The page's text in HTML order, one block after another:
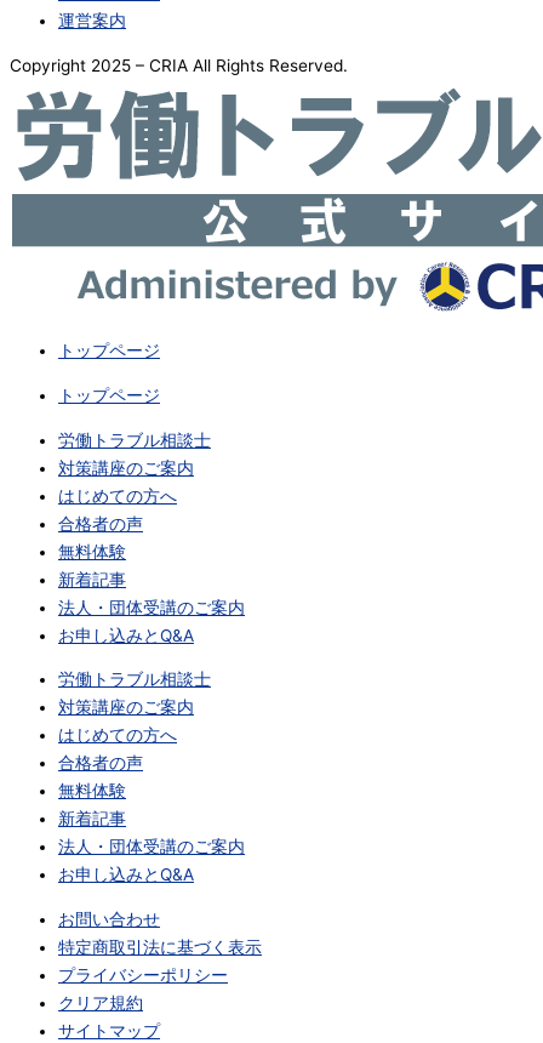
運営案内
Copyright 2025 – CRIA All Rights Reserved.
トップページ
トップページ
労働トラブル相談士
対策講座のご案内
はじめての方へ
合格者の声
無料体験
新着記事
法人・団体受講のご案内
お申し込みとQ&A
労働トラブル相談士
対策講座のご案内
はじめての方へ
合格者の声
無料体験
新着記事
法人・団体受講のご案内
お申し込みとQ&A
お問い合わせ
特定商取引法に基づく表示
プライバシーポリシー
クリア規約
サイトマップ